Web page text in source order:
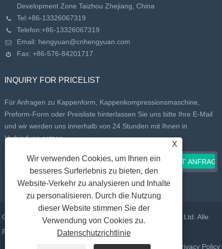
Development Zone Taizhou Zhejiang, China
Tel:+86-13326067319
Telefon:+86-13326067319
Email: hengyuan@cnhengyuan.com
Fax: +86-576-84201717
INQUIRY FOR PRICELIST
Für Anfragen zu Kappenform, Kappenkompressionsmaschine,
Preform-Form oder Preisliste hinterlassen Sie uns bitte Ihre E-Mail
und wir werden uns innerhalb von 24 Stunden mit Ihnen in
Verbindung setzen.
Copyright © 2022 Taizhou Huangyan Daelong Mould Co., Ltd. Alle
Rechte vorbehalten.
Sitemap RSS XML Privacy Policy
X
Wir verwenden Cookies, um Ihnen ein
besseres Surferlebnis zu bieten, den
Website-Verkehr zu analysieren und Inhalte
zu personalisieren. Durch die Nutzung
dieser Website stimmen Sie der
Verwendung von Cookies zu.
Datenschutzrichtlinie